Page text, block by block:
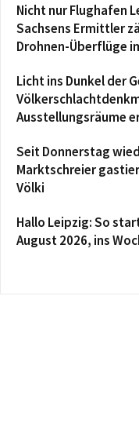
Nicht nur Flughafen
Sachsens Ermittler
Drohnen-Überflüge
Licht ins Dunkel der
Ausstellungsräume
Seit Donnerstag
Marktschreier
Völki
Hallo Leipzig: So
August 2026, ins